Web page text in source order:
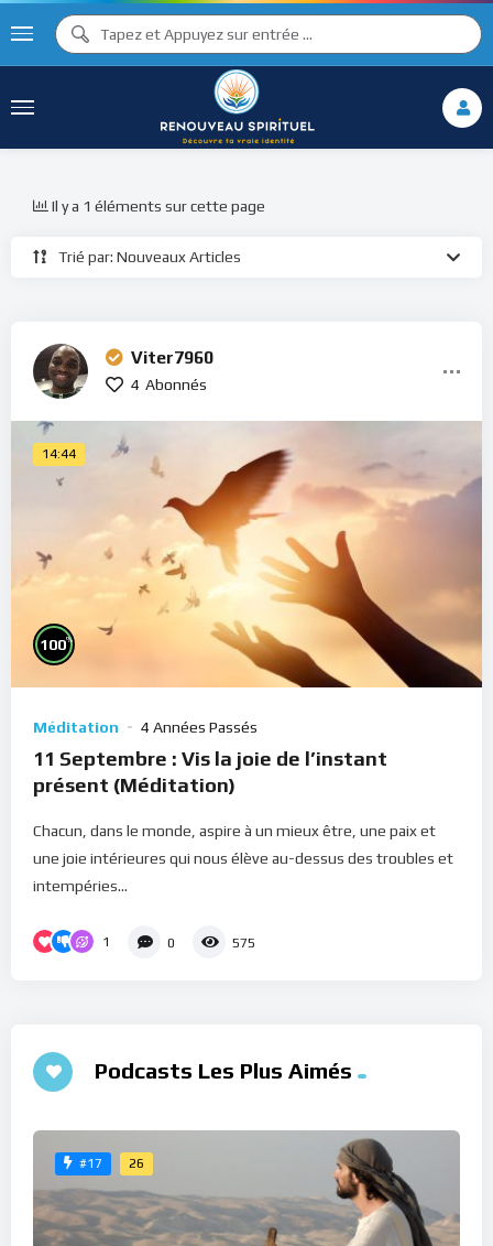
Trié par: Nouveaux Articles
Il y a 1 éléments sur cette page
Viter7960
4 Abonnés
14:44
100%
Méditation 4 Années Passés
11 Septembre : Vis la joie de l’instant
présent (Méditation)
Chacun, dans le monde, aspire à un mieux être, une paix et
une joie intérieures qui nous élève au-dessus des troubles et
intempéries...
1 0 575
Podcasts Les Plus Aimés
#17 26